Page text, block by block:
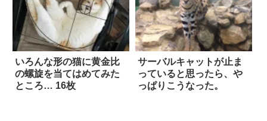
いろんな形の猫に黄金比
の螺旋を当てはめてみた
ところ… 16枚
サーバルキャットが止ま
っていると思ったら、や
っぱりこうなった。